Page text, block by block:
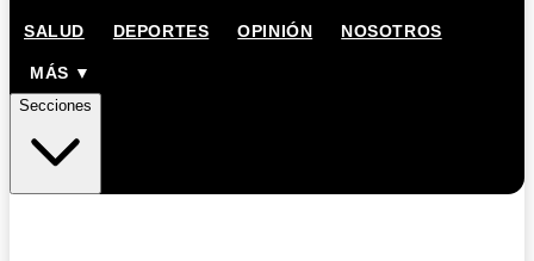
SALUD DEPORTES OPINIÓN NOSOTROS
MÁS ▼
Secciones